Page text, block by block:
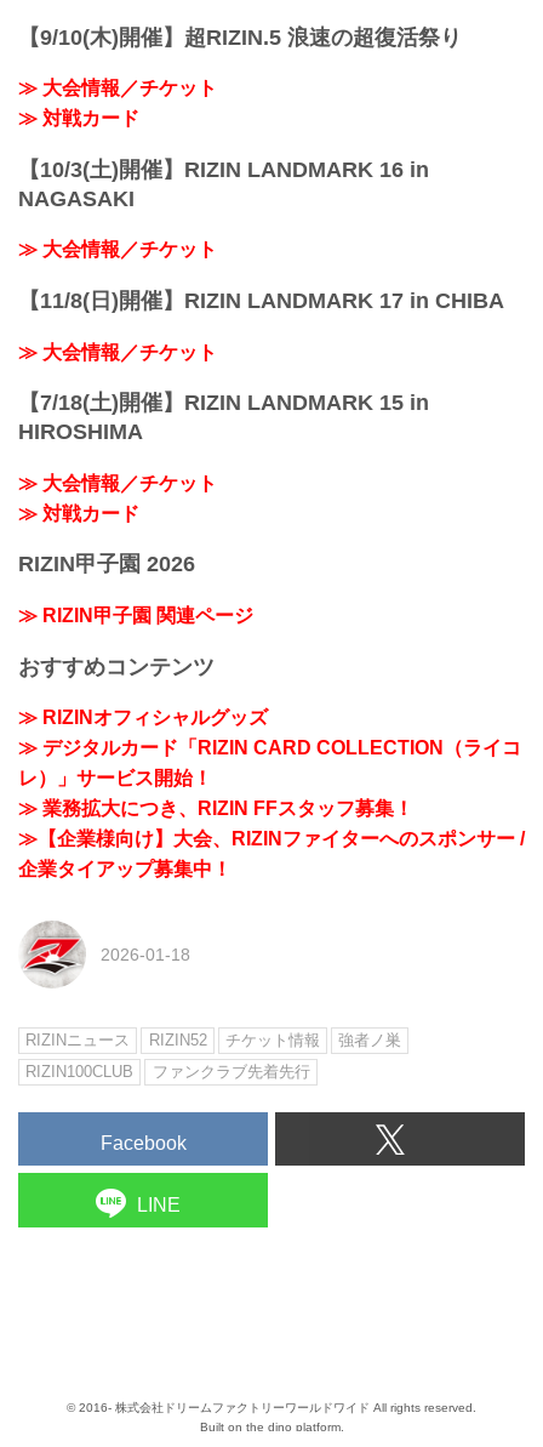
インメントが行き交う、新たな時代の
TOKYOベイエリアへ。
【9/10(木)開催】超RIZIN.5 浪速の超復活祭り
≫ 大会情報／チケット
≫ 対戦カード
【10/3(土)開催】RIZIN LANDMARK 16 in
NAGASAKI
≫ 大会情報／チケット
【11/8(日)開催】RIZIN LANDMARK 17 in CHIBA
≫ 大会情報／チケット
【7/18(土)開催】RIZIN LANDMARK 15 in
HIROSHIMA
≫ 大会情報／チケット
≫ 対戦カード
RIZIN甲子園 2026
≫ RIZIN甲子園 関連ページ
おすすめコンテンツ
≫ RIZINオフィシャルグッズ
≫ デジタルカード「RIZIN CARD COLLECTION（ライコ
レ）」サービス開始！
≫ 業務拡大につき、RIZIN FFスタッフ募集！
≫【企業様向け】大会、RIZINファイターへのスポンサー /
企業タイアップ募集中！
2026-01-18
RIZINニュース RIZIN52 チケット情報
強者ノ巣
RIZIN100CLUB
ファンクラブ先着先行
Facebook
LINE
© 2016- 株式会社ドリームファクトリーワールドワイド All rights reserved.
Built on the dino platform.